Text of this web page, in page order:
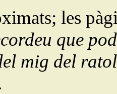
les
que
mig del